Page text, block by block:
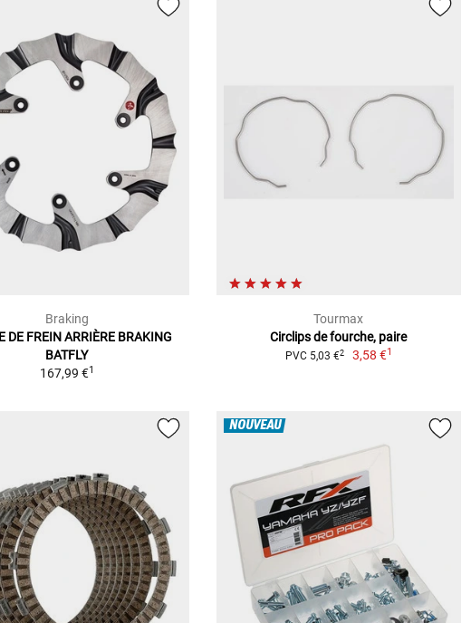
Braking
DE FREIN ARRIÈRE BRAKING
BATFLY
167,99 €1
Tourmax
Circlips de fourche, paire
PVC 5,03 €2 3,58 €1
NOUVEAU